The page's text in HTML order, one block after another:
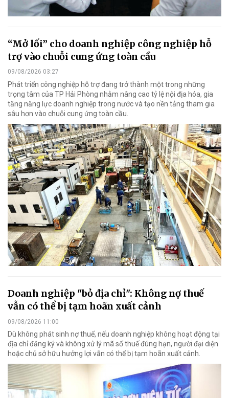
“Mở lối” cho doanh nghiệp công nghiệp hỗ
trợ vào chuỗi cung ứng toàn cầu
09/08/2026 03:27
Phát triển công nghiệp hỗ trợ đang trở thành một trong những
trọng tâm của TP Hải Phòng nhằm nâng cao tỷ lệ nội địa hóa, gia
tăng năng lực doanh nghiệp trong nước và tạo nền tảng tham gia
sâu hơn vào chuỗi cung ứng toàn cầu.
Doanh nghiệp "bỏ địa chỉ": Không nợ thuế
vẫn có thể bị tạm hoãn xuất cảnh
09/08/2026 11:00
Dù không phát sinh nợ thuế, nếu doanh nghiệp không hoạt động tại
địa chỉ đăng ký và không xử lý mã số thuế đúng hạn, người đại diện
hoặc chủ sở hữu hưởng lợi vẫn có thể bị tạm hoãn xuất cảnh.